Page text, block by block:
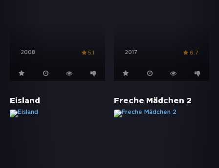
2008 5.1 2017 6.7
Eisland Freche Mädchen 2